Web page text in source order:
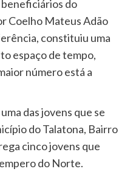
do
Coelho Mateus Adão
constituiu uma
espaço de tempo,
número está a
das jovens que se
do Talatona, Bairro
cinco jovens que
do Norte.